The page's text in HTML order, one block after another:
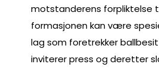
motstanderens forpliktelse
formasjonen kan være
lag som foretrekker
inviterer press og deretter